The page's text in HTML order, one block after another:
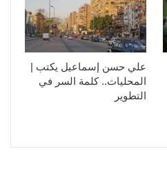
علي حسن إسماعيل يكتب |
المحليات.. كلمة السر في
التطوير​